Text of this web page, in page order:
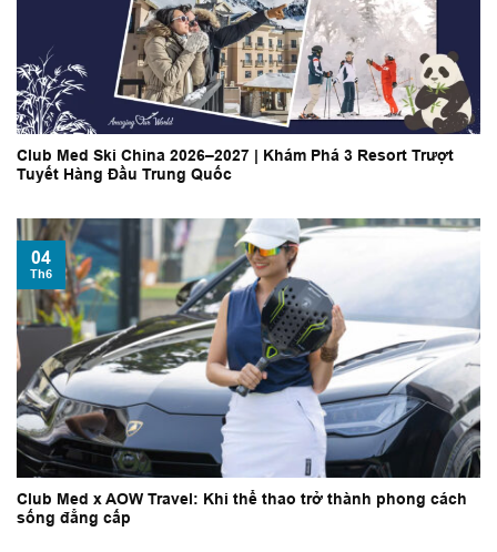
Club Med Ski China 2026–2027 | Khám Phá 3 Resort Trượt
Tuyết Hàng Đầu Trung Quốc
Club Med x AOW Travel: Khi thể thao trở thành phong cách
sống đẳng cấp
04
Th6